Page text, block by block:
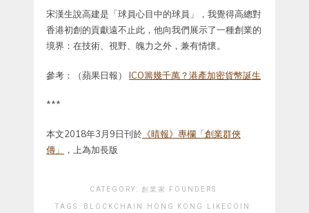
宋漢生說高建是「球員心目中的球員」，我覺得高總對
香港初創的貢獻遠不止此，他向我們展示了一種創業的
境界：在技術、視野、魄力之外，兼有情懷。
參考：（蘋果日報） ICO籌幾千萬？港產加密貨幣誕生
***
本文2018年3月9日刊於 《晴報》專欄「創業群俠
傳」
，上為加長版
CATEGORY: 創業家 FOUNDERS
TAGS: BLOCKCHAIN HONG KONG LIKECOIN